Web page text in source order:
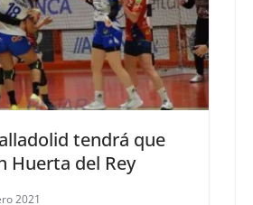
tendrá que
Huerta del Rey
2021